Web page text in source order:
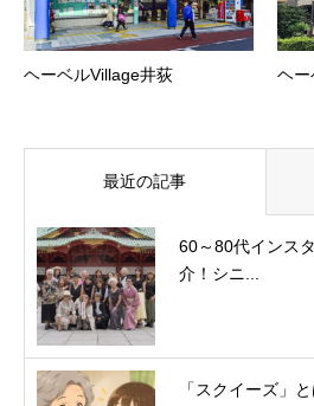
ヘーベルVillage井荻 ヘー
最近の記事
60～80代インス
介！シニ...
「スクイーズ」